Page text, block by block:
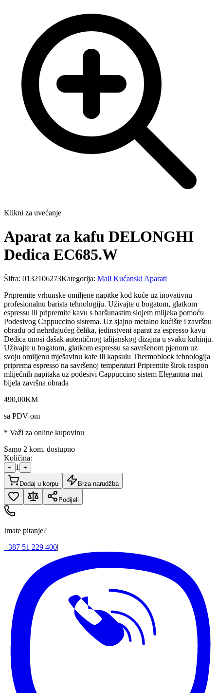
Klikni za uvećanje
Aparat za kafu DELONGHI
Dedica EC685.W
Šifra: 0132106273Kategorija: Mali Kućanski Aparati
Pripremite vrhunske omiljene napitke kod kuće uz inovativnu
profesionalnu barista tehnologiju. Uživajte u bogatom, glatkom
espressu ili pripremite kavu s baršunastim slojem mlijeka pomoću
Podesivog Cappuccino sistema. Uz sjajno metalno kućište i završnu
obradu od nehrđajućeg čelika, jedinstveni aparat za espresso kavu
Dedica unosi dašak autentičnog talijanskog dizajna u svaku kuhinju.
Uživajte u bogatom, glatkom espressu sa savršenom pjenom uz
svoju omiljenu mješavinu kafe ili kapsulu Thermoblock tehnologija
priprema espresso na savršenoj temperaturi Pripremite širok raspon
mliječnih napitaka uz podesivi Cappuccino sistem Elegantna mat
bijela završna obrada
490,00KM
sa PDV-om
* Važi za online kupovinu
Samo 2 kom. dostupno
Količina:
− 1 +
Dodaj u korpu Brza narudžba
Podijeli
Imate pitanje?
+387 51 229 400|